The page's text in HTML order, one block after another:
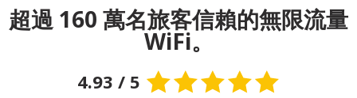
超過 160 萬名旅客信賴的無限流量
WiFi。
4.93 / 5